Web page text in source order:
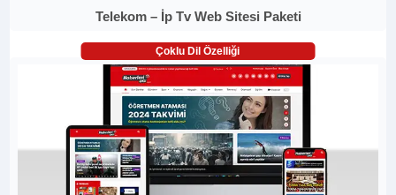
Telekom – İp Tv Web Sitesi Paketi
Çoklu Dil Özelliği